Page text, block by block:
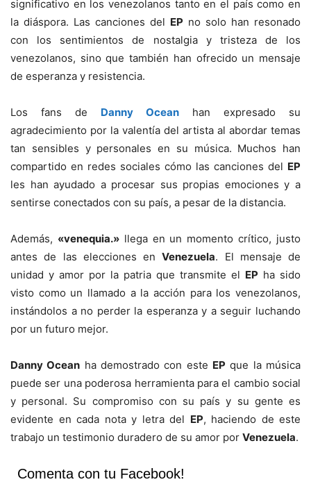
significativo en los venezolanos tanto en el país como en
la diáspora. Las canciones del EP no solo han resonado
con los sentimientos de nostalgia y tristeza de los
venezolanos, sino que también han ofrecido un mensaje
de esperanza y resistencia.
Los fans de Danny Ocean han expresado su
agradecimiento por la valentía del artista al abordar temas
tan sensibles y personales en su música. Muchos han
compartido en redes sociales cómo las canciones del EP
les han ayudado a procesar sus propias emociones y a
sentirse conectados con su país, a pesar de la distancia.
Además, «venequia.»llega en un momento crítico, justo
antes de las elecciones enVenezuela. El mensaje de
unidad y amor por la patria que transmite el EP ha sido
visto como un llamado a la acción para los venezolanos,
instándolos a no perder la esperanza y a seguir luchando
por un futuro mejor.
Danny Ocean ha demostrado con este EP que la música
puede ser una poderosa herramienta para el cambio social
y personal. Su compromiso con su país y su gente es
evidente en cada nota y letra del EP, haciendo de este
trabajo un testimonio duradero de su amor por Venezuela.
Comenta con tu Facebook!